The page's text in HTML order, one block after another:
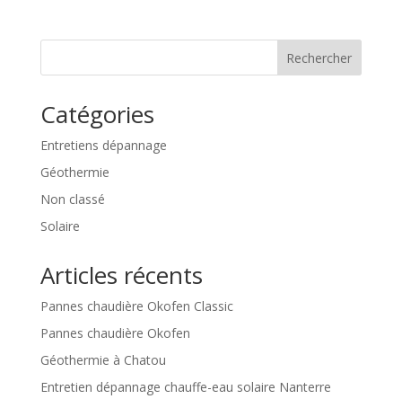
Rechercher
Catégories
Entretiens dépannage
Géothermie
Non classé
Solaire
Articles récents
Pannes chaudière Okofen Classic
Pannes chaudière Okofen
Géothermie à Chatou
Entretien dépannage chauffe-eau solaire Nanterre